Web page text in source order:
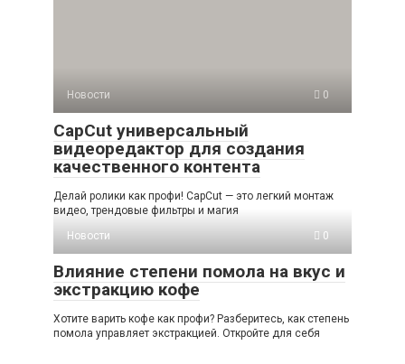
Новости 0
CapCut универсальный
видеоредактор для создания
качественного контента
Делай ролики как профи! CapCut — это легкий монтаж
видео, трендовые фильтры и магия
Новости
0
Влияние степени помола на вкус и
экстракцию кофе
Хотите варить кофе как профи? Разберитесь, как степень
помола управляет экстракцией. Откройте для себя